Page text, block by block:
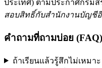
ประเทศ) ตามประกาศกรม
สอบสิทธิ์กับสำนักงานบัญชี
คำถามที่ถามบ่อย (FAQ)
ถ้าเรียนแล้วรู้สึกไม่เหมา